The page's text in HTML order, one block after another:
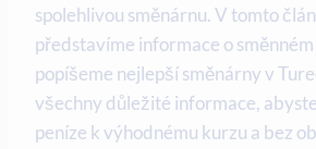
spolehlivou směnárnu. V tomto
představíme informace o
popíšeme nejlepší směnárny v
všechny důležité informace,
peníze k výhodnému kurzu a bez